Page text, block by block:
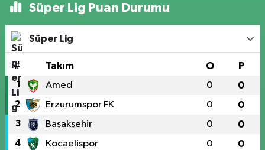
Süper Lig Puan Durumu
Süper Lig
# Takım O P
1 Amed 0 0
2 Erzurumspor FK 0 0
3 Başakşehir 0 0
4 Kocaelispor 0 0